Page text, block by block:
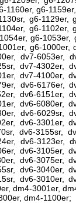
g6-
g6-
g6-
g6-
g6-1000er,
dv7-6053er,
dv7-4302er,
dv7-4100er,
dv6-6176er,
dv6-6151er,
dv6-6080er,
dv6-6029sr,
dv6-3301er,
dv6-3155sr,
dv6-3123er,
dv6-3105er,
dv6-3075er,
dv6-3040er,
dv6-3010er,
dm4-3001er,
dm4-1100er;